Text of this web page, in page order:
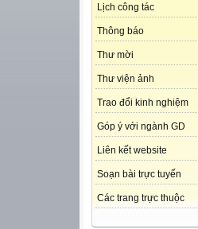
Lịch công tác
Thông báo
Thư mời
Thư viện ảnh
Trao đổi kinh nghiệm
Góp ý với ngành GD
Liên kết website
Soạn bài trực tuyến
Các trang trực thuộc